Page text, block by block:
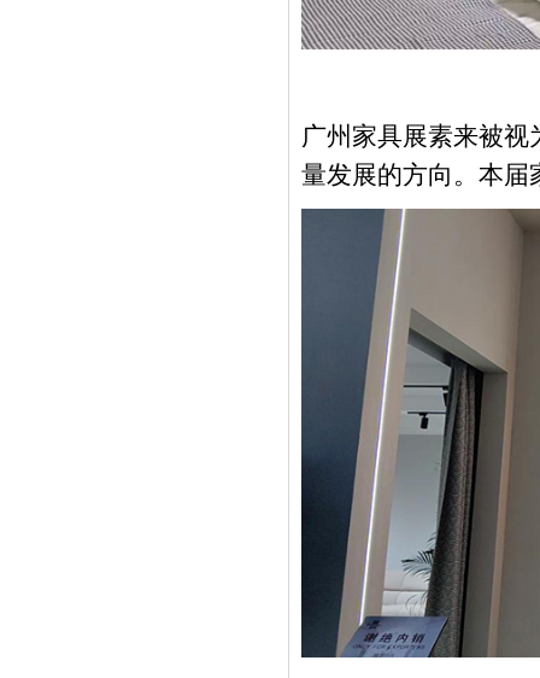
广州家具展素来被
量发展的方向。本届